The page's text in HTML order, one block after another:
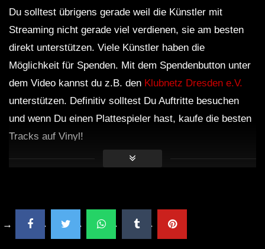
Du solltest übrigens gerade weil die Künstler mit
Streaming nicht gerade viel verdienen, sie am besten
direkt unterstützen. Viele Künstler haben die
Möglichkeit für Spenden. Mit dem Spendenbutton unter
dem Video kannst du z.B. den Klubnetz Dresden e.V.
unterstützen. Definitiv solltest Du Auftritte besuchen
und wenn Du einen Plattespieler hast, kaufe die besten
Tracks auf Vinyl!